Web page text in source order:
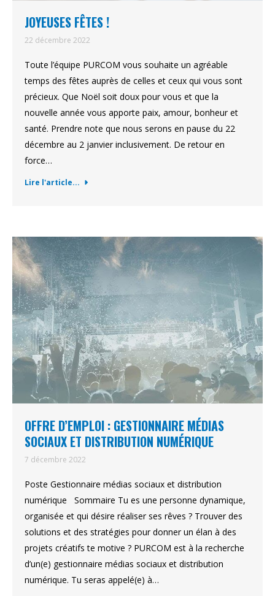
JOYEUSES FÊTES !
22 décembre 2022
Toute l’équipe PURCOM vous souhaite un agréable
temps des fêtes auprès de celles et ceux qui vous sont
précieux. Que Noël soit doux pour vous et que la
nouvelle année vous apporte paix, amour, bonheur et
santé. Prendre note que nous serons en pause du 22
décembre au 2 janvier inclusivement. De retour en
force…
Lire l'article...
OFFRE D’EMPLOI : GESTIONNAIRE MÉDIAS
SOCIAUX ET DISTRIBUTION NUMÉRIQUE
7 décembre 2022
Poste Gestionnaire médias sociaux et distribution
numérique Sommaire Tu es une personne dynamique,
organisée et qui désire réaliser ses rêves ? Trouver des
solutions et des stratégies pour donner un élan à des
projets créatifs te motive ? PURCOM est à la recherche
d’un(e) gestionnaire médias sociaux et distribution
numérique. Tu seras appelé(e) à…